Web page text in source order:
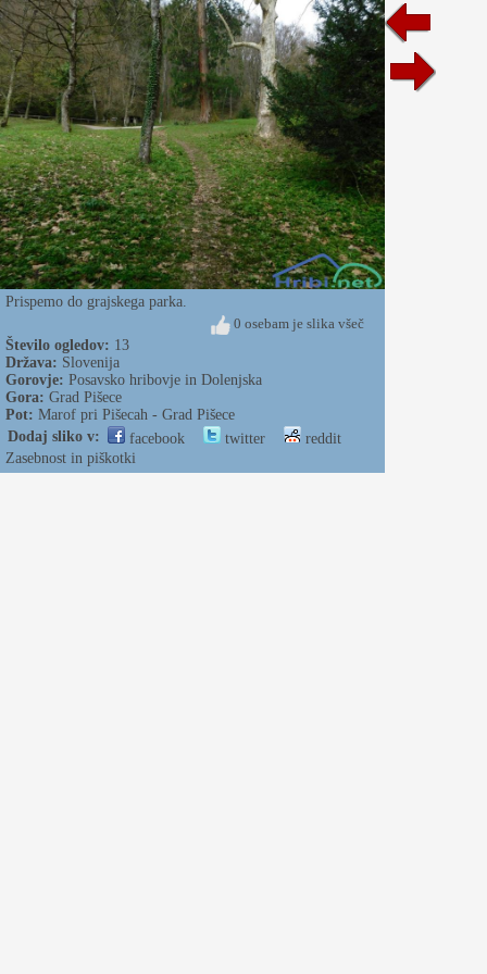
Prispemo do grajskega parka.
0 osebam je slika všeč
Število ogledov: 13
Država: Slovenija
Gorovje: Posavsko hribovje in Dolenjska
Gora: Grad Pišece
Pot: Marof pri Pišecah - Grad Pišece
Dodaj sliko v:
facebook twitter
reddit
Zasebnost in piškotki